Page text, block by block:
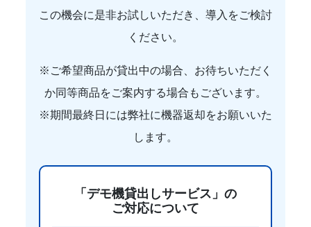
この機会に是非お試しいただき、導入をご検討
ください。
※ご希望商品が貸出中の場合、お待ちいただく
か同等商品をご案内する場合もございます。
※期間最終日には弊社に機器返却をお願いいた
します。
「デモ機貸出しサービス」の
ご対応について